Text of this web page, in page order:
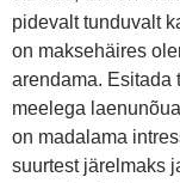
pidevalt tunduvalt
on maksehäires
arendama. Esitada
meelega
on madalama
suurtest järelmaks